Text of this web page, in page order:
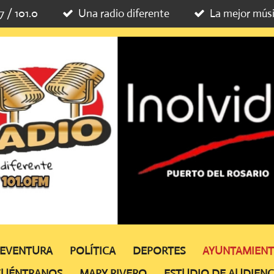
/ 101.0 Una radio diferente La mejor
POLÍTICA DEPORTES